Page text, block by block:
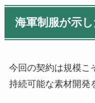
海軍制服が示
今回の契約は規模こ
持続可能な素材開発